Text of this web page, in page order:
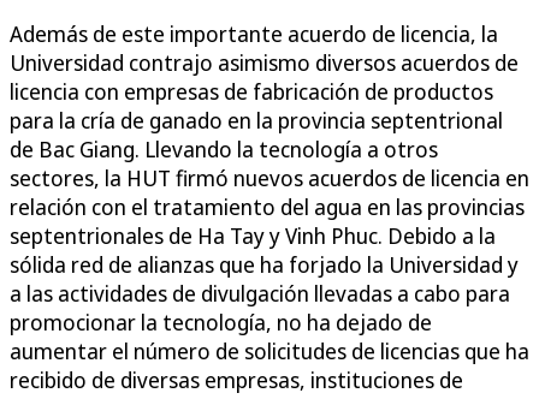
Además de este importante acuerdo de licencia, la
Universidad contrajo asimismo diversos acuerdos de
licencia con empresas de fabricación de productos
para la cría de ganado en la provincia septentrional
de Bac Giang. Llevando la tecnología a otros
sectores, la HUT firmó nuevos acuerdos de licencia en
relación con el tratamiento del agua en las provincias
septentrionales de Ha Tay y Vinh Phuc. Debido a la
sólida red de alianzas que ha forjado la Universidad y
a las actividades de divulgación llevadas a cabo para
promocionar la tecnología, no ha dejado de
aumentar el número de solicitudes de licencias que ha
recibido de diversas empresas, instituciones de